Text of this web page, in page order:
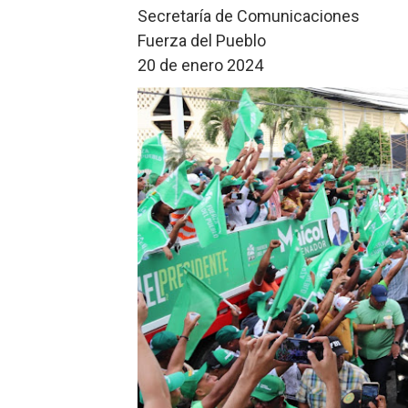
Secretaría de Comunicaciones
Fuerza del Pueblo
20 de enero 2024